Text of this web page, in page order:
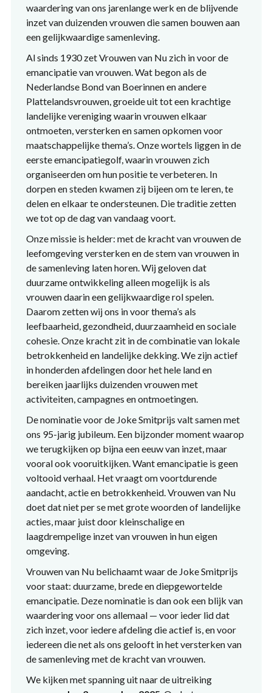
waardering van ons jarenlange werk en de blijvende
inzet van duizenden vrouwen die samen bouwen aan
een gelijkwaardige samenleving.
Al sinds 1930 zet Vrouwen van Nu zich in voor de
emancipatie van vrouwen. Wat begon als de
Nederlandse Bond van Boerinnen en andere
Plattelandsvrouwen, groeide uit tot een krachtige
landelijke vereniging waarin vrouwen elkaar
ontmoeten, versterken en samen opkomen voor
maatschappelijke thema’s. Onze wortels liggen in de
eerste emancipatiegolf, waarin vrouwen zich
organiseerden om hun positie te verbeteren. In
dorpen en steden kwamen zij bijeen om te leren, te
delen en elkaar te ondersteunen. Die traditie zetten
we tot op de dag van vandaag voort.
Onze missie is helder: met de kracht van vrouwen de
leefomgeving versterken en de stem van vrouwen in
de samenleving laten horen. Wij geloven dat
duurzame ontwikkeling alleen mogelijk is als
vrouwen daarin een gelijkwaardige rol spelen.
Daarom zetten wij ons in voor thema’s als
leefbaarheid, gezondheid, duurzaamheid en sociale
cohesie. Onze kracht zit in de combinatie van lokale
betrokkenheid en landelijke dekking. We zijn actief
in honderden afdelingen door het hele land en
bereiken jaarlijks duizenden vrouwen met
activiteiten, campagnes en ontmoetingen.
De nominatie voor de Joke Smitprijs valt samen met
ons 95-jarig jubileum. Een bijzonder moment waarop
we terugkijken op bijna een eeuw van inzet, maar
vooral ook vooruitkijken. Want emancipatie is geen
voltooid verhaal. Het vraagt om voortdurende
aandacht, actie en betrokkenheid. Vrouwen van Nu
doet dat niet per se met grote woorden of landelijke
acties, maar juist door kleinschalige en
laagdrempelige inzet van vrouwen in hun eigen
omgeving.
Vrouwen van Nu belichaamt waar de Joke Smitprijs
voor staat: duurzame, brede en diepgewortelde
emancipatie. Deze nominatie is dan ook een blijk van
waardering voor ons allemaal — voor ieder lid dat
zich inzet, voor iedere afdeling die actief is, en voor
iedereen die net als ons gelooft in het versterken van
de samenleving met de kracht van vrouwen.
We kijken met spanning uit naar de uitreiking